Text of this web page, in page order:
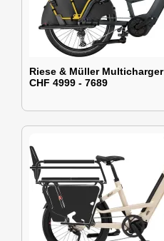
Riese & Müller Multicharger
CHF 4999 - 7689